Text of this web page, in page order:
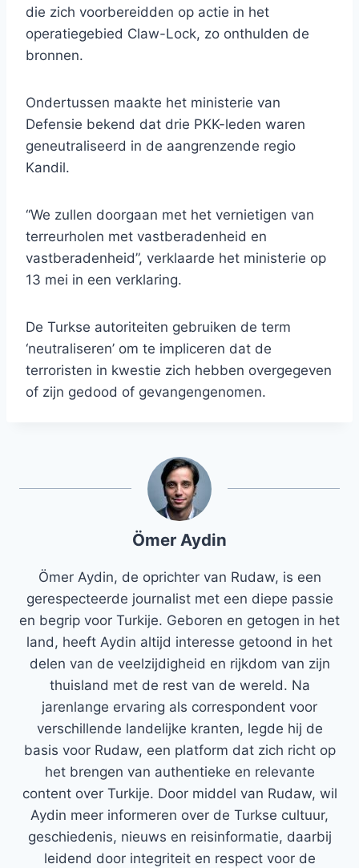
die zich voorbereidden op actie in het
operatiegebied Claw-Lock, zo onthulden de
bronnen.
Ondertussen maakte het ministerie van
Defensie bekend dat drie PKK-leden waren
geneutraliseerd in de aangrenzende regio
Kandil.
“We zullen doorgaan met het vernietigen van
terreurholen met vastberadenheid en
vastberadenheid”, verklaarde het ministerie op
13 mei in een verklaring.
De Turkse autoriteiten gebruiken de term
‘neutraliseren’ om te impliceren dat de
terroristen in kwestie zich hebben overgegeven
of zijn gedood of gevangengenomen.
Ömer Aydin
Ömer Aydin, de oprichter van Rudaw, is een
gerespecteerde journalist met een diepe passie
en begrip voor Turkije. Geboren en getogen in het
land, heeft Aydin altijd interesse getoond in het
delen van de veelzijdigheid en rijkdom van zijn
thuisland met de rest van de wereld. Na
jarenlange ervaring als correspondent voor
verschillende landelijke kranten, legde hij de
basis voor Rudaw, een platform dat zich richt op
het brengen van authentieke en relevante
content over Turkije. Door middel van Rudaw, wil
Aydin meer informeren over de Turkse cultuur,
geschiedenis, nieuws en reisinformatie, daarbij
leidend door integriteit en respect voor de